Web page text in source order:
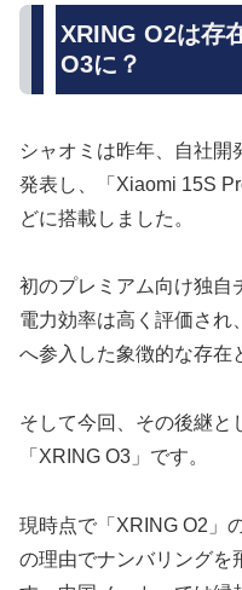
XRING O2は存
O3に？
シャオミは昨年、自社開
発表し、「Xiaomi 15S
どに搭載しました。
初のプレミアム向け独自
電力効率は高く評価され
へ参入した象徴的な存在
そして今回、その後継と
「XRING O3」です。
現時点で「XRING O2」
の理由でナンバリングを